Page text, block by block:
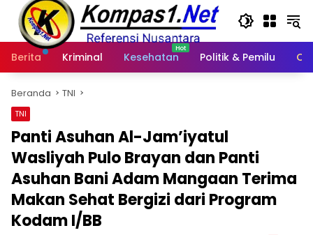
Langsung
konten
Berita
Kriminal Kesehatan Politik & Pemilu
Beranda TNI
TNI
Panti Asuhan Al-Jam’iyatul
Wasliyah Pulo Brayan dan Panti
Asuhan Bani Adam Mangaan Terima
Makan Sehat Bergizi dari Program
Kodam I/BB